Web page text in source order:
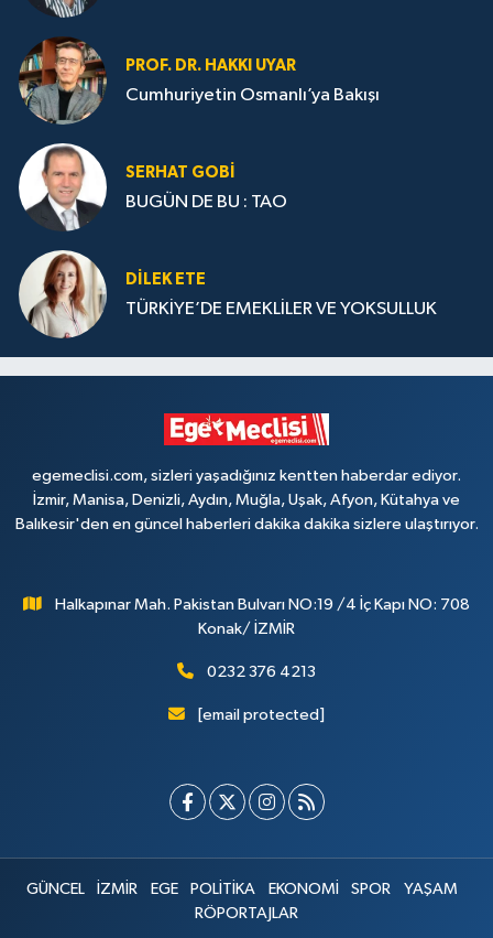
PROF. DR. HAKKI UYAR
Cumhuriyetin Osmanlı’ya Bakışı
SERHAT GOBİ
BUGÜN DE BU : TAO
DILEK ETE
TÜRKİYE’DE EMEKLİLER VE YOKSULLUK
egemeclisi.com, sizleri yaşadığınız kentten haberdar ediyor.
İzmir, Manisa, Denizli, Aydın, Muğla, Uşak, Afyon, Kütahya ve
Balıkesir'den en güncel haberleri dakika dakika sizlere ulaştırıyor.
Halkapınar Mah. Pakistan Bulvarı NO:19 /4 İç Kapı NO: 708
Konak/ İZMİR
0232 376 4213
[email protected]
GÜNCEL İZMİR EGE POLİTİKA EKONOMİ SPOR
YAŞAM
RÖPORTAJLAR